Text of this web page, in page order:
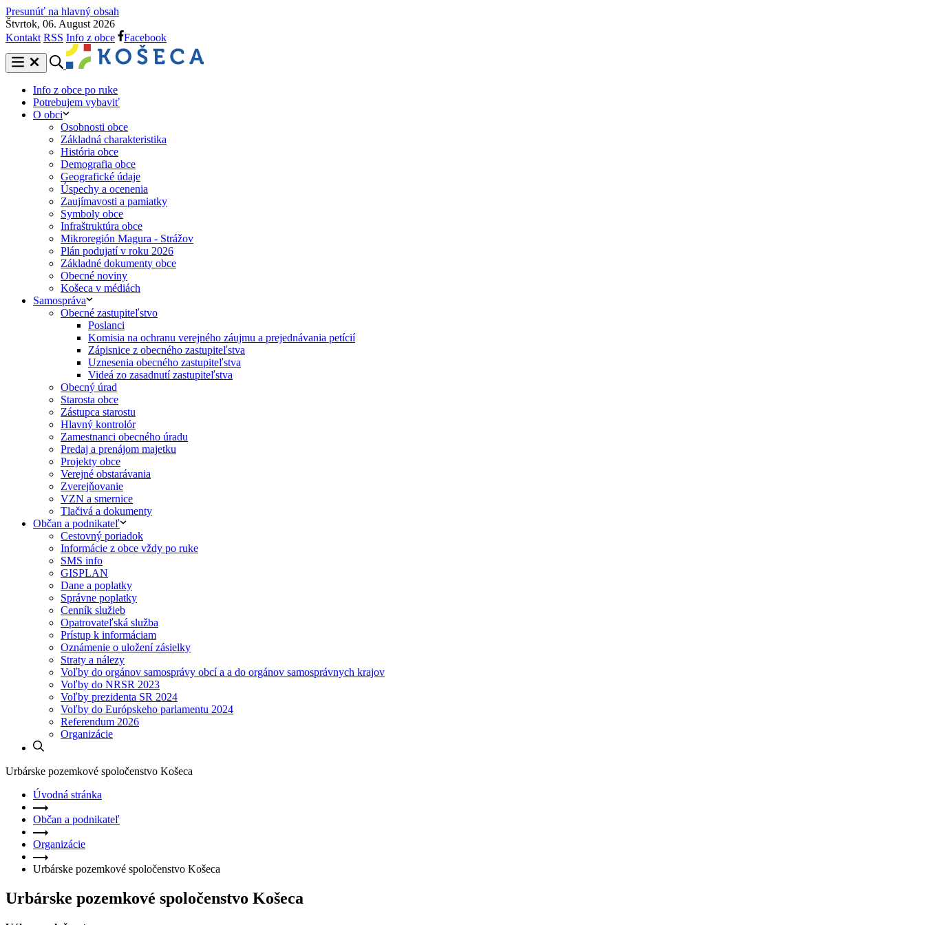
Presunúť na hlavný obsah
Štvrtok, 06. August 2026
Kontakt RSS Info z obce Facebook
Info z obce po ruke
Potrebujem vybaviť
O obci
Osobnosti obce
Základná charakteristika
História obce
Demografia obce
Geografické údaje
Úspechy a ocenenia
Zaujímavosti a pamiatky
Symboly obce
Infraštruktúra obce
Mikroregión Magura - Strážov
Plán podujatí v roku 2026
Základné dokumenty obce
Obecné noviny
Košeca v médiách
Samospráva
Obecné zastupiteľstvo
Poslanci
Komisia na ochranu verejného záujmu a prejednávania petícií
Zápisnice z obecného zastupiteľstva
Uznesenia obecného zastupiteľstva
Videá zo zasadnutí zastupiteľstva
Obecný úrad
Starosta obce
Zástupca starostu
Hlavný kontrolór
Zamestnanci obecného úradu
Predaj a prenájom majetku
Projekty obce
Verejné obstarávania
Zverejňovanie
VZN a smernice
Tlačivá a dokumenty
Občan a podnikateľ
Cestovný poriadok
Informácie z obce vždy po ruke
SMS info
GISPLAN
Dane a poplatky
Správne poplatky
Cenník služieb
Opatrovateľská služba
Prístup k informáciam
Oznámenie o uložení zásielky
Straty a nálezy
Voľby do orgánov samosprávy obcí a a do orgánov samosprávnych krajov
Voľby do NRSR 2023
Voľby prezidenta SR 2024
Voľby do Európskeho parlamentu 2024
Referendum 2026
Organizácie
Urbárske pozemkové spoločenstvo Košeca
Úvodná stránka
Občan a podnikateľ
Organizácie
Urbárske pozemkové spoločenstvo Košeca
Urbárske pozemkové spoločenstvo Košeca